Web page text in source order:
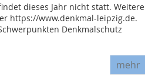
dieses Jahr nicht statt. Weitere
https://www.denkmal-leipzig.de.
Denkmalschutz
mehr